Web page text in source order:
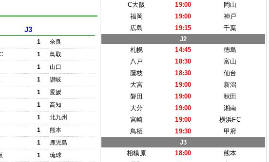
J3
1
奈良
1
鳥取
1
山口
1
讃岐
1
愛媛
1
高知
1
北九州
1
熊本
1
鹿児島
1 琉球
C大阪
19:00
岡山
福岡
19:00
神戸
広島
19:15
千葉
J2
札幌
14:45
徳島
八戸
18:30
富山
藤枝
18:30
仙台
大宮
19:00
新潟
磐田
19:00
秋田
大分
19:00
湘南
宮崎
19:00
横浜FC
鳥栖
19:30
甲府
J3
相模原
18:00
熊本